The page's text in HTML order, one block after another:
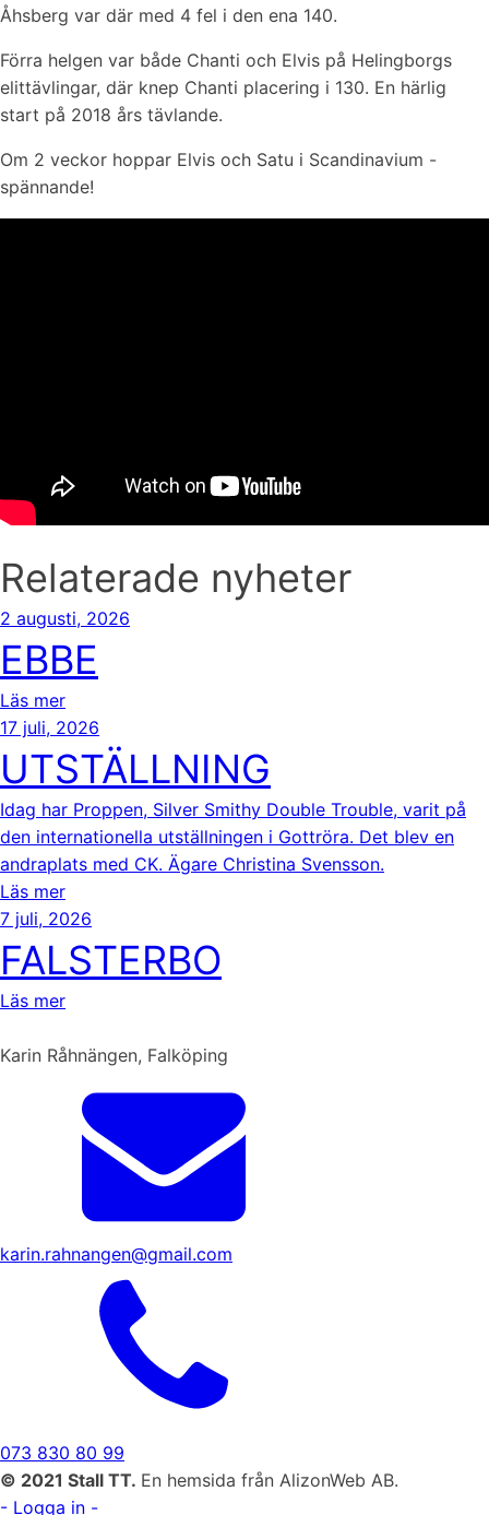
Åhsberg var där med 4 fel i den ena 140.
Förra helgen var både Chanti och Elvis på Helingborgs
elittävlingar, där knep Chanti placering i 130. En härlig
start på 2018 års tävlande.
Om 2 veckor hoppar Elvis och Satu i Scandinavium -
spännande!
Relaterade nyheter
2 augusti, 2026
EBBE
Läs mer
17 juli, 2026
UTSTÄLLNING
Idag har Proppen, Silver Smithy Double Trouble, varit på
den internationella utställningen i Gottröra. Det blev en
andraplats med CK. Ägare Christina Svensson.
Läs mer
7 juli, 2026
FALSTERBO
Läs mer
Karin Råhnängen, Falköping
karin.rahnangen@gmail.com
073 830 80 99
© 2021 Stall TT. En hemsida från AlizonWeb AB.
- Logga in -